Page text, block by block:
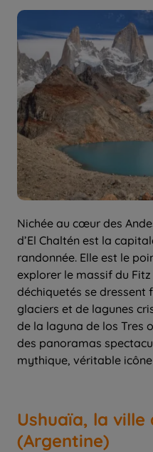
Nichée au cœur des
d’El Chaltén est la
randonnée. Elle est le
explorer le massif du
déchiquetés se dressent
glaciers et de lagunes
de la laguna de los Tres
des panoramas
mythique, véritable
Ushuaïa, la
(Argentine)